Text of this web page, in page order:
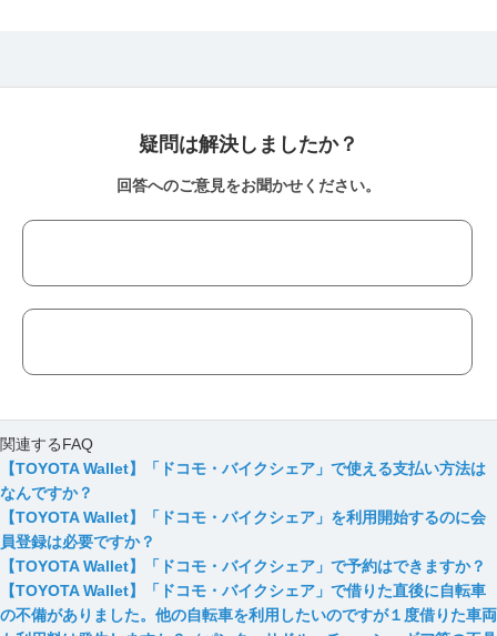
疑問は解決しましたか？
回答へのご意見をお聞かせください。
関連するFAQ
【TOYOTA Wallet】「ドコモ・バイクシェア」で使える支払い方法は
なんですか？
【TOYOTA Wallet】「ドコモ・バイクシェア」を利用開始するのに会
員登録は必要ですか？
【TOYOTA Wallet】「ドコモ・バイクシェア」で予約はできますか？
【TOYOTA Wallet】「ドコモ・バイクシェア」で借りた直後に自転車
の不備がありました。他の自転車を利用したいのですが１度借りた車両